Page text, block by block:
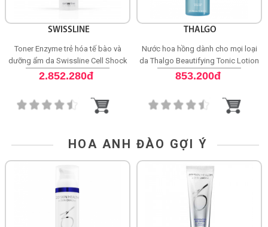
SWISSLINE
Toner Enzyme trẻ hóa tế bào và
dưỡng ẩm da Swissline Cell Shock
Good Water
2.852.280đ
THALGO
Nước hoa hồng dành cho mọi loại
da Thalgo Beautifying Tonic Lotion
853.200đ
HOA ANH ĐÀO GỢI Ý